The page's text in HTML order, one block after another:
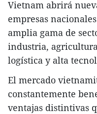
Vietnam abrirá
empresas
amplia gama de
industria,
logística y alta
El mercado
constantemente
ventajas distintivas